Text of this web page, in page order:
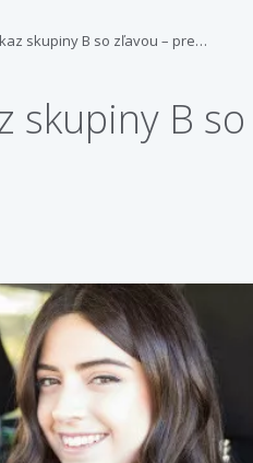
skupiny B so zľavou – pre…
skupiny B